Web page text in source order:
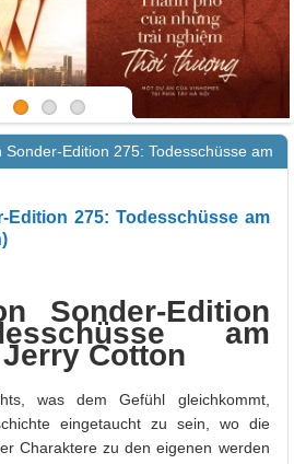
Sonder-Edition 275: Todesschüsse am
Edition 275: Todesschüsse am
Sonder-Edition
am
Cotton
was dem Gefühl gleichkommt,
eingetaucht zu sein, wo die
Charaktere zu den eigenen werden